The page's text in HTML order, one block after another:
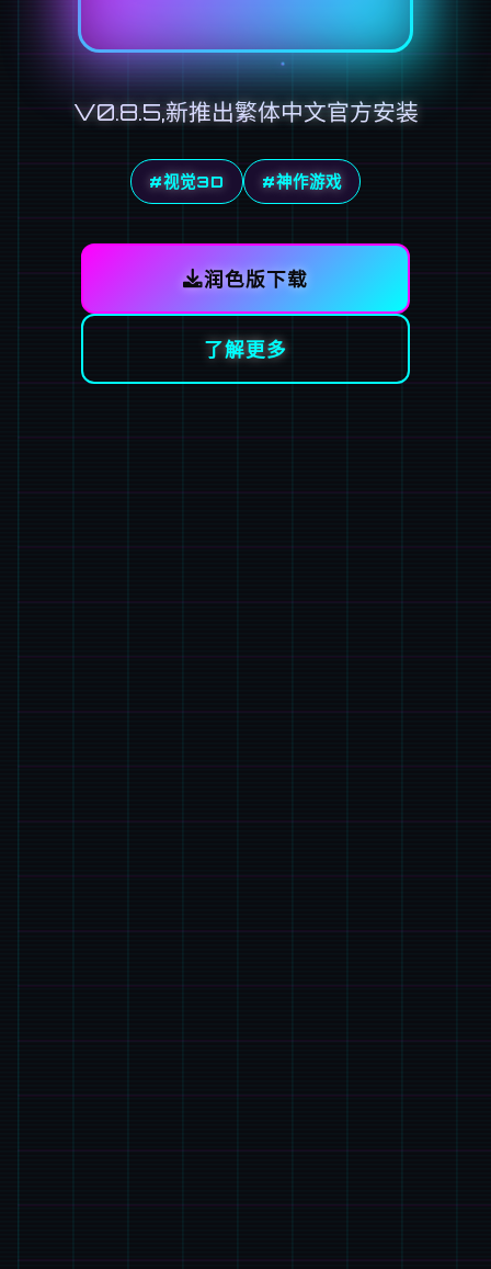
V0.8.5,新推出繁体中文官方安装
#视觉3D #神作游戏
润色版下载
了解更多